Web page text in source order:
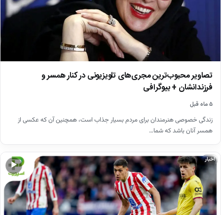
تصاویر محبوب‌ترین مجری‌های تلویزیونی در کنار همسر و
فرزندانشان + بیوگرافی
۵ ماه قبل
زندگی خصوصی هنرمندان برای مردم بسیار جذاب است، همچنین آن که عکسی از
همسر آنان باشد که شما…
▶
اخبار